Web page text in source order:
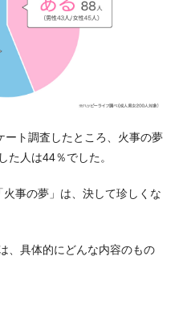
ート調査したところ、火事の夢
た人は44％でした。
事の夢」は、決して珍しくな
、具体的にどんな内容のもの